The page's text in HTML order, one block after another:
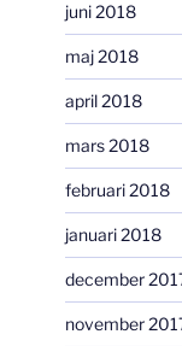
juni 2018
maj 2018
april 2018
mars 2018
februari 2018
januari 2018
december
november